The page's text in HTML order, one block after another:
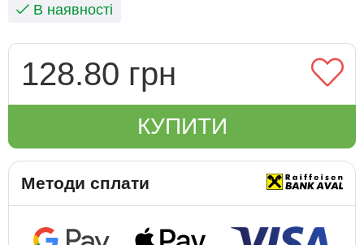
В наявності
128.80 грн
КУПИТИ
Методи сплати